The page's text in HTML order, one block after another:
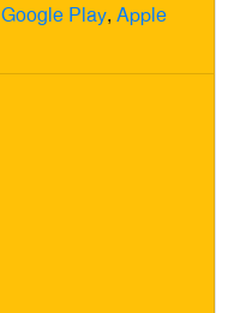
Google Play, Apple